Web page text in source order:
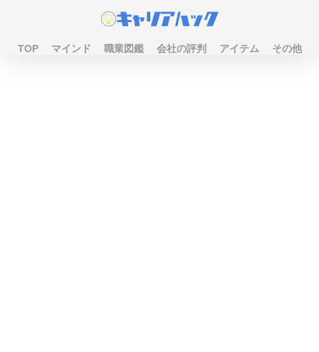
TOP マインド 職業図鑑 会社の評判 アイテム その他